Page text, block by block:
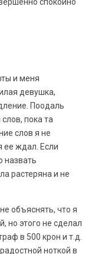
и меня
девушка,
Поодаль
пока та
слов я не
ее ждал. Если
назвать
растеряна и не
объяснять, что я
но этого не сделал
в 500 крон и т.д.
ноткой в